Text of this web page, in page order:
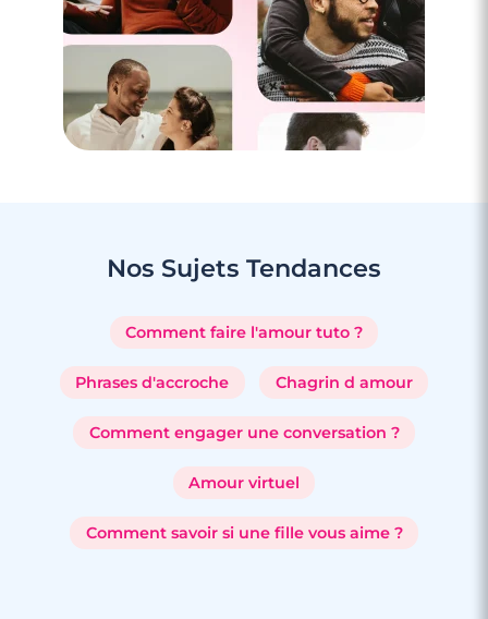
Nos Sujets Tendances
Comment faire l'amour tuto ?
Phrases d'accroche Chagrin d amour
Comment engager une conversation ?
Amour virtuel
Comment savoir si une fille vous aime ?